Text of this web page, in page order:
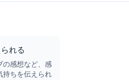
れる
の感想など、感
持ちを伝えられ